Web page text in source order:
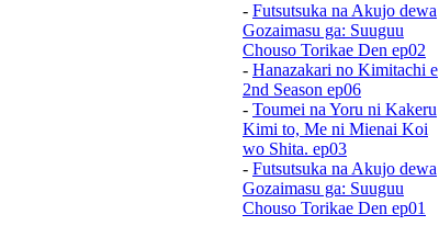
- Futsutsuka na Akujo dewa
Gozaimasu ga: Suuguu
Chouso Torikae Den ep02
- Hanazakari no Kimitachi e
2nd Season ep06
- Toumei na Yoru ni Kakeru
Kimi to, Me ni Mienai Koi
wo Shita. ep03
- Futsutsuka na Akujo dewa
Gozaimasu ga: Suuguu
Chouso Torikae Den ep01